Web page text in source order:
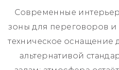
Современные
зоны для переговоров и
техническое оснащение
альтернативой